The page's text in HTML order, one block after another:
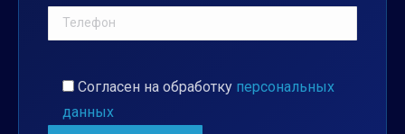
Согласен на обработку персональных
данных